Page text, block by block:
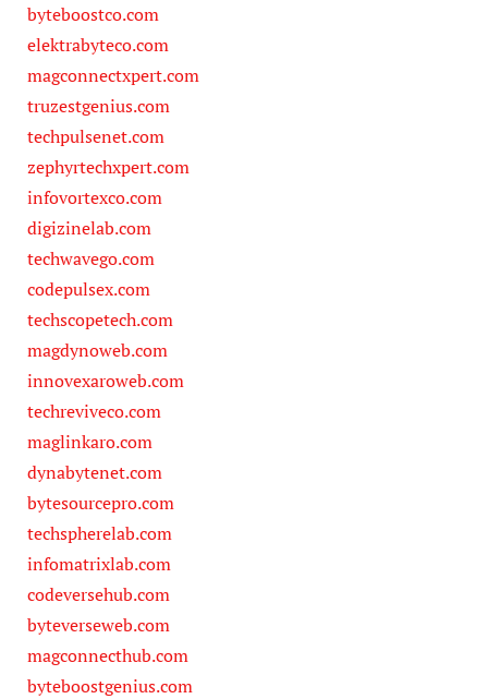
byteboostco.com
elektrabyteco.com
magconnectxpert.com
truzestgenius.com
techpulsenet.com
zephyrtechxpert.com
infovortexco.com
digizinelab.com
techwavego.com
codepulsex.com
techscopetech.com
magdynoweb.com
innovexaroweb.com
techreviveco.com
maglinkaro.com
dynabytenet.com
bytesourcepro.com
techspherelab.com
infomatrixlab.com
codeversehub.com
byteverseweb.com
magconnecthub.com
byteboostgenius.com